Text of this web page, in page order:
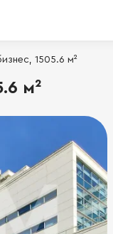
1505.6 м²
м²